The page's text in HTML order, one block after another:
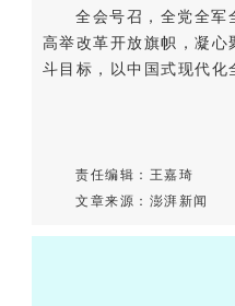
全会号召，全党全军
高举改革开放旗帜，凝
斗目标，以中国式现代
责任编辑：王嘉琦
文章来源：澎湃新闻